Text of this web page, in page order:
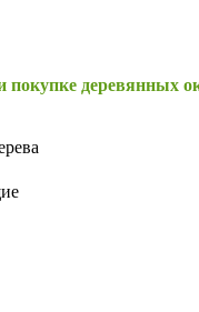
покупке деревянных